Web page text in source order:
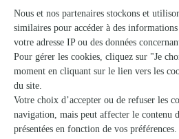
La Fleur en Bouton
Manosque
★ ★★★ ★4.8 (22)
Route de Volx Rond point de la
Voir la boutique